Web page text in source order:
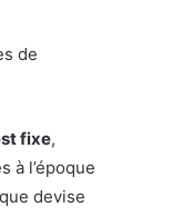
de
fixe,
à l’époque
devise